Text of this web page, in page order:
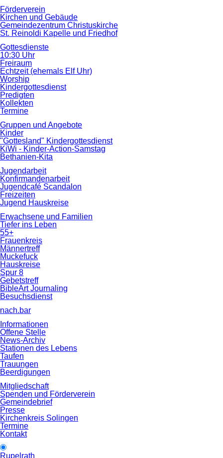
Förderverein
Kirchen und Gebäude
Gemeindezentrum Christuskirche
St. Reinoldi Kapelle und Friedhof
Gottesdienste
10:30 Uhr
Freiraum
Echtzeit (ehemals Elf Uhr)
Worship
Kindergottesdienst
Predigten
Kollekten
Termine
Gruppen und Angebote
Kinder
"Gottesland" Kindergottesdienst
KiWi - Kinder-Action-Samstag
Bethanien-Kita
Jugendarbeit
Konfirmandenarbeit
Jugendcafé Scandalon
Freizeiten
Jugend Hauskreise
Erwachsene und Familien
Tiefer ins Leben
55+
Frauenkreis
Männertreff
Muckefuck
Hauskreise
Spur 8
Gebetstreff
BibleArt Journaling
Besuchsdienst
nach.bar
Informationen
Offene Stelle
News-Archiv
Stationen des Lebens
Taufen
Trauungen
Beerdigungen
Mitgliedschaft
Spenden und Förderverein
Gemeindebrief
Presse
Kirchenkreis Solingen
Termine
Kontakt
Rupelrath